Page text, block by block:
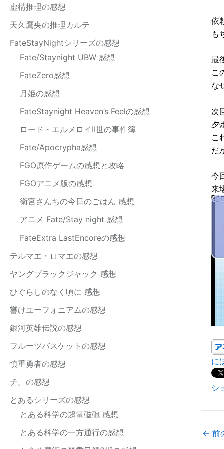
虚構推理の感想
天久鷹央の推理カルテ
FateStayNightシリーズの感想
Fate/Staynight UBW 感想
FateZero感想
月姫の感想
FateStaynight Heaven’s Feelの感想
ロード・エルメロイII世の事件簿
Fate/Apocrypha感想
FGO原作ゲームの感想と攻略
FGOアニメ版の感想
衛宮さんちの今日のごはん 感想
アニメ Fate/Stay night 感想
FateExtra LastEncoreの感想
テルマエ・ロマエの感想
ヤングブラックジャック 感想
ひぐらしのなく頃に 感想
響けユーフォニアムの感想
銀河英雄伝説の感想
フルーツバスケットの感想
慎重勇者の感想
チ。の感想
とあるシリーズの感想
とある科学の超電磁砲 感想
とある科学の一方通行の感想
依
も
最
こ
な
次
夕
こ
だ
今
来
に
シ
← 前